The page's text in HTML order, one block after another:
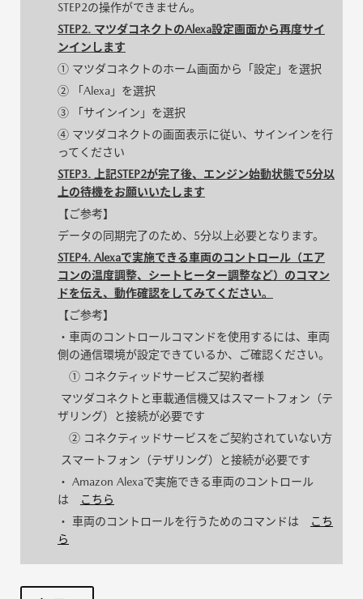
STEP2の操作ができません。
STEP2. マツダコネクトのAlexa設定画面から再度サイ
ンインします
① マツダコネクトのホーム画面から「設定」を選択
② 「Alexa」を選択
③ 「サインイン」を選択
④ マツダコネクトの画面表示に従い、サインインを行
ってください
STEP3. 上記STEP2が完了後、エンジン始動状態で5分以
上の待機をお願いいたします
【ご参考】
データの同期完了のため、5分以上必要となります。
STEP4. Alexaで実施できる車両のコントロール（エア
コンの温度調整、シートヒーター調整など）のコマン
ドを伝え、動作確認をしてみてください。
【ご参考】
・車両のコントロールコマンドを使用するには、車両
側の通信環境が設定できているか、ご確認ください。
① コネクティッドサービスご契約者様
マツダコネクトと車載通信機又はスマートフォン（テ
ザリング）と接続が必要です
② コネクティッドサービスをご契約されていない方
スマートフォン（テザリング）と接続が必要です
・ Amazon Alexaで実施できる車両のコントロール
は
こちら
・ 車両のコントロールを行うためのコマンドは
こち
ら